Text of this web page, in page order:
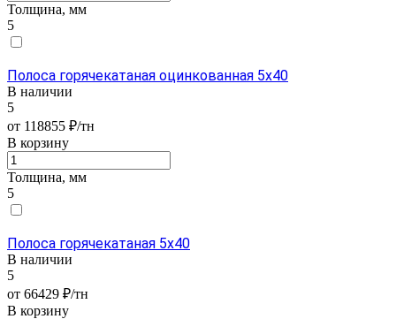
Толщина, мм
5
Полоса горячекатаная оцинкованная 5х40
В наличии
5
от 118855 ₽/тн
В корзину
Толщина, мм
5
Полоса горячекатаная 5х40
В наличии
5
от 66429 ₽/тн
В корзину